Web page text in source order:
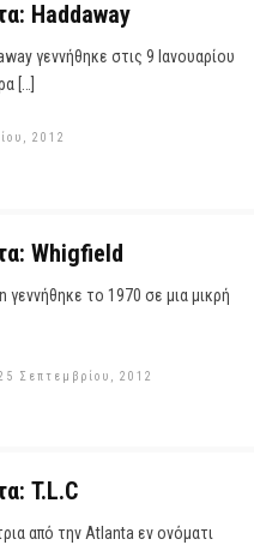
Haddaway
γεννήθηκε στις 9 Ιανουαρίου
[…]
2012
Whigfield
το 1970 σε μια μικρή
Σεπτεμβρίου, 2012
T.L.C
από την Atlanta εν ονόματι